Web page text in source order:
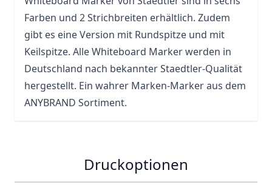
Farben und 2 Strichbreiten erhältlich. Zudem
gibt es eine Version mit Rundspitze und mit
Keilspitze. Alle Whiteboard Marker werden in
Deutschland nach bekannter Staedtler-Qualität
hergestellt. Ein wahrer Marken-Marker aus dem
ANYBRAND Sortiment.
Druckoptionen